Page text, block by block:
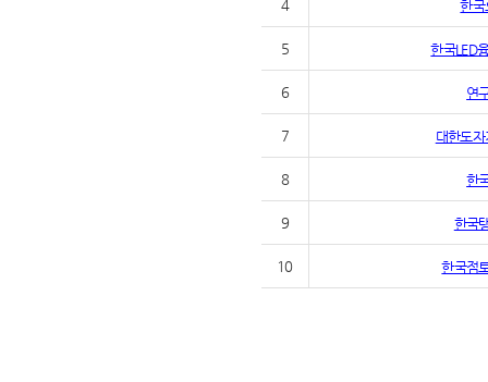
4 한국
5 한국LED
6 연
7 대한도
8 한
9 한국
10 한국점